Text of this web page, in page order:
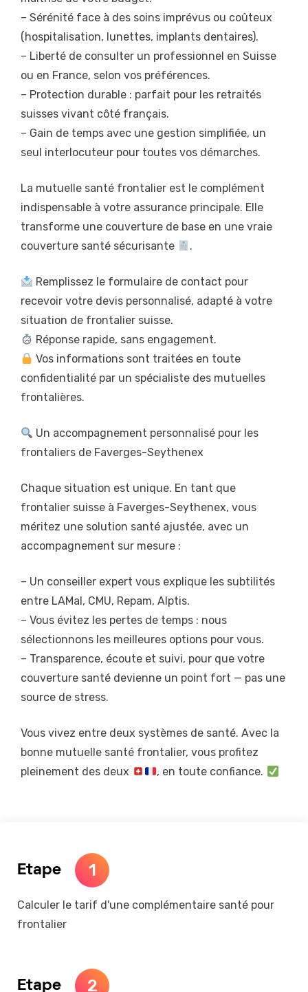
– Sérénité face à des soins imprévus ou coûteux
(hospitalisation, lunettes, implants dentaires).
– Liberté de consulter un professionnel en Suisse
ou en France, selon vos préférences.
– Protection durable : parfait pour les retraités
suisses vivant côté français.
– Gain de temps avec une gestion simplifiée, un
seul interlocuteur pour toutes vos démarches.
La mutuelle santé frontalier est le complément
indispensable à votre assurance principale. Elle
transforme une couverture de base en une vraie
couverture santé sécurisante
.
Remplissez le formulaire de contact pour
recevoir votre devis personnalisé, adapté à votre
situation de frontalier suisse.
Réponse rapide, sans engagement.
Vos informations sont traitées en toute
confidentialité par un spécialiste des mutuelles
frontalières.
Un accompagnement personnalisé pour les
frontaliers de Faverges-Seythenex
Chaque situation est unique. En tant que
frontalier suisse à Faverges-Seythenex, vous
méritez une solution santé ajustée, avec un
accompagnement sur mesure :
– Un conseiller expert vous explique les subtilités
entre LAMal, CMU, Repam, Alptis.
– Vous évitez les pertes de temps : nous
sélectionnons les meilleures options pour vous.
– Transparence, écoute et suivi, pour que votre
couverture santé devienne un point fort — pas une
source de stress.
Vous vivez entre deux systèmes de santé. Avec la
bonne mutuelle santé frontalier, vous profitez
pleinement des deux
, en toute confiance.
Etape 1
Calculer le tarif d'une complémentaire santé pour
frontalier
Etape 2